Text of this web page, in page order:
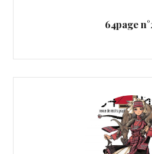
64page